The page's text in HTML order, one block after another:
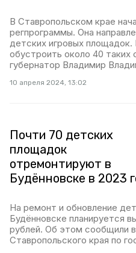
В Ставропольском крае
регпрограммы. Она
детских игровых площадок.
обустроить около 40
губернатор Владимир
10 апреля 2024, 13:02
Почти 70 детских
площадок
отремонтируют в
Будённовске в 2023
На ремонт и обновление
Будённовске планируется
рублей. Об этом сообщили
Ставропольского края по